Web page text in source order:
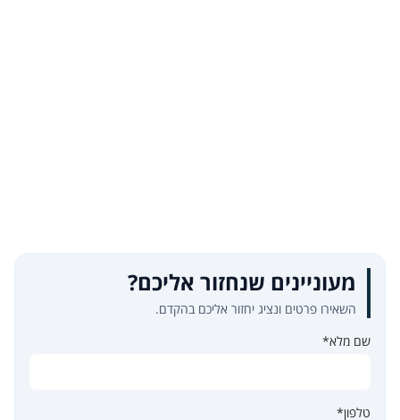
מעוניינים שנחזור אליכם?
השאירו פרטים ונציג יחזור אליכם בהקדם.
שם מלא*
טלפון*